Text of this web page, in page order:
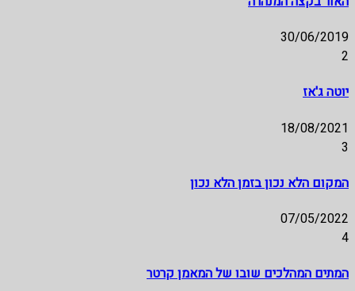
30/06/2019
2
יוטה ג'אז
18/08/2021
3
המקום הלא נכון בזמן הלא נכון
07/05/2022
4
המתים המהלכים שובו של המאמן קרטר